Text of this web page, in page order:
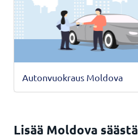
Autonvuokraus Moldova
Lisää Moldova säästä